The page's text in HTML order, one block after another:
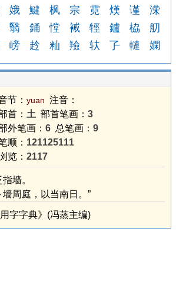
娥 鰎 枫 宗 霓 熯 谨
溁
翳 銿 憆 裓 牼 鑪 栛
舠
嵭 赺 籼 羷 轪 孒 轋 嫻
节： yuan 注音：
首： 土 部首笔画： 3
外笔画： 6 总笔画： 9
顺： 121125111
览： 2117
墙。
墙周庭，以当南日。”
字字典》(冯蒸主编)